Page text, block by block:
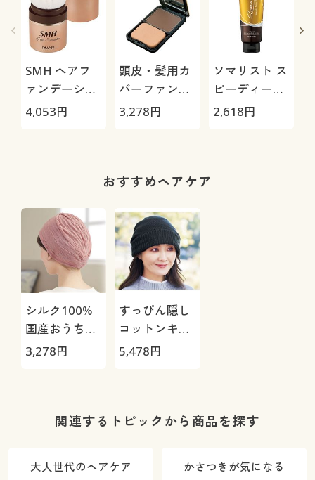
SMH ヘアフ
ァンデーショ
ン
4,053円
頭皮・髪用カ
バーファンデ
ーション
3,278円
ソマリスト ス
ピーディーカ
ラートリート
2,618円
おすすめヘアケア
シルク100%
国産おうち帽
子
3,278円
すっぴん隠し
コットンキャ
ップ
5,478円
関連するトピックから商品を探す
大人世代のヘアケア かさつきが気になる